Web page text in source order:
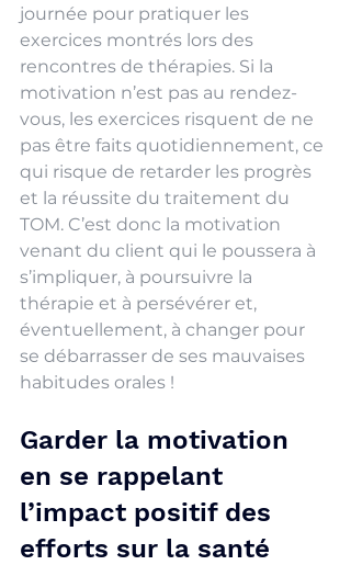
journée pour pratiquer les
exercices montrés lors des
rencontres de thérapies. Si la
motivation n’est pas au rendez-
vous, les exercices risquent de ne
pas être faits quotidiennement, ce
qui risque de retarder les progrès
et la réussite du traitement du
TOM. C’est donc la motivation
venant du client qui le poussera à
s’impliquer, à poursuivre la
thérapie et à persévérer et,
éventuellement, à changer pour
se débarrasser de ses mauvaises
habitudes orales !
Garder la motivation
en se rappelant
l’impact positif des
efforts sur la santé